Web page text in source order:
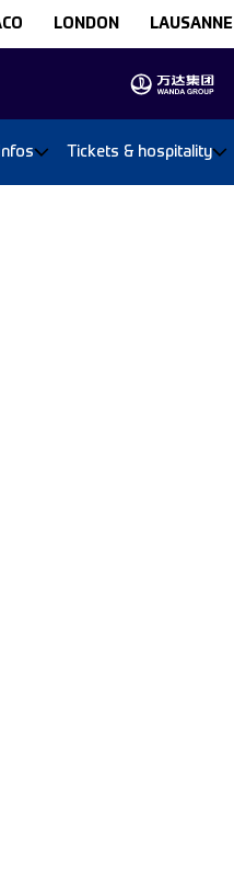
LONDON LAUSANNE
Infos Tickets & hospitality